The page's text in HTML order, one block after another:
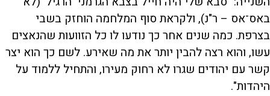
באס־אס – ר"נ), ולקראת סוף המלחמה הוחזק בשבי
בצרפת. כמה שנים אחר כך נודעו לו כל הזוועות שהנאצים
עשו, והוא רצה להבין יותר את מה שאירע. לשם כך הוא יצר
קשר עם יהודים שגרו לא רחוק מעירו, והתחיל ללמוד על
היהדות".